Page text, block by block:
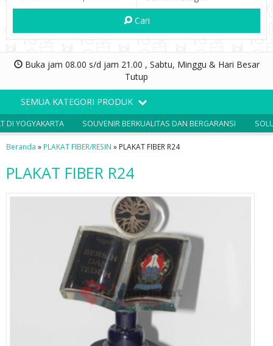
Cari
Buka jam 08.00 s/d jam 21.00 , Sabtu, Minggu & Hari Besar
Tutup
SEMUA KATEGORI PRODUK
YOGYAKARTA SOUVENIR BERKUALITAS DAN BERGARANSI
Beranda » PLAKAT FIBER/RESIN » PLAKAT FIBER R24
PLAKAT FIBER R24